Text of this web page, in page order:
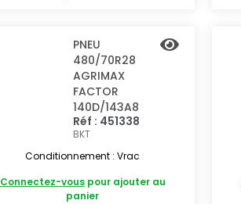
PNEU
480/70R28
AGRIMAX
FACTOR
140D/143A8
Réf : 451338
BKT
Conditionnement : Vrac
Connectez-vouspour ajouter au
panier